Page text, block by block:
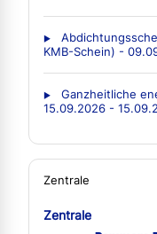
KMB-Schein) -
Ganzheitliche
15.09.2026 -
Zentrale
Zentrale